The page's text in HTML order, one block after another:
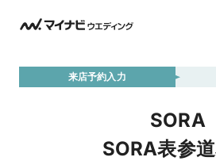
来店予約入力
SORA
SORA表参